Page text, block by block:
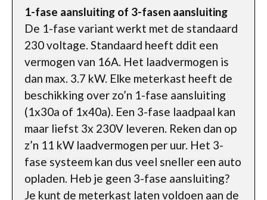
1-fase aansluiting of 3-fasen aansluiting
De 1-fase variant werkt met de standaard
230 voltage. Standaard heeft ddit een
vermogen van 16A. Het laadvermogen is
dan max. 3.7 kW. Elke meterkast heeft de
beschikking over zo’n 1-fase aansluiting
(1x30a of 1x40a). Een 3-fase laadpaal kan
maar liefst 3x 230V leveren. Reken dan op
z’n 11 kW laadvermogen per uur. Het 3-
fase systeem kan dus veel sneller een auto
opladen. Heb je geen 3-fase aansluiting?
Je kunt de meterkast laten voldoen aan de